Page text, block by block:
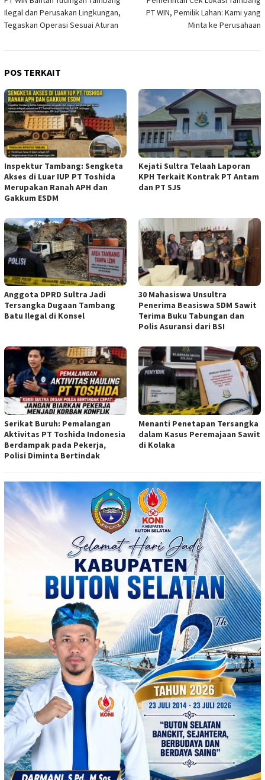
pos
Ilegal dan Perusakan Lingkungan,
Tegaskan Operasi Sesuai Aturan
PT WIN, Pemilik Lahan: Kami yang
Minta ke Perusahaan
POS TERKAIT
Inspektur Tambang: Sengketa
Akses di Luar IUP PT Toshida
Merupakan Ranah APH dan
Gakkum ESDM
Kejati Sultra Telaah Laporan
KPH Terkait Kontrak PT Antam
dan PT SJS
Anggota DPRD Sultra Jadi
Tersangka Dugaan Tambang
Batu Ilegal di Konsel
30 Mahasiswa Unsultra
Penerima Beasiswa SDM Sawit
Terima Buku Tabungan dan
Polis Asuransi dari BSI
Serikat Buruh: Pemalangan
Aktivitas PT Toshida Indonesia
Berdampak pada Pekerja,
Polisi Diminta Bertindak
Menanti Penetapan Tersangka
dalam Kasus Peremajaan Sawit
di Kolaka